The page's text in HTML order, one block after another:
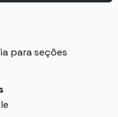
para seções